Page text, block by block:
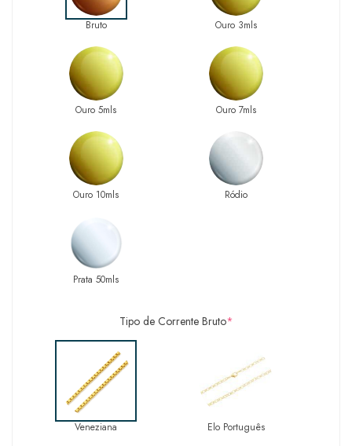
Bruto Ouro 3mls
Ouro 5mls Ouro 7mls
Ouro 10mls Ródio
Prata 50mls
Tipo de Corrente Bruto*
Veneziana Elo Português